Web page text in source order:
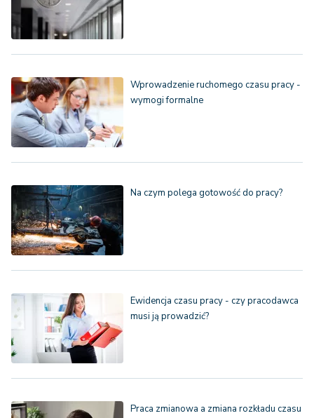
Wprowadzenie ruchomego czasu pracy -
wymogi formalne
Na czym polega gotowość do pracy?
Ewidencja czasu pracy - czy pracodawca
musi ją prowadzić?
Praca zmianowa a zmiana rozkładu czasu